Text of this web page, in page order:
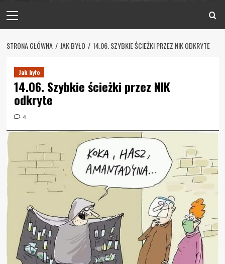
Menu
STRONA GŁÓWNA JAK BYŁO 14.06. SZYBKIE ŚCIEŻKI PRZEZ NIK ODKRYTE
Jak było
14.06. Szybkie ścieżki przez NIK
odkryte
4